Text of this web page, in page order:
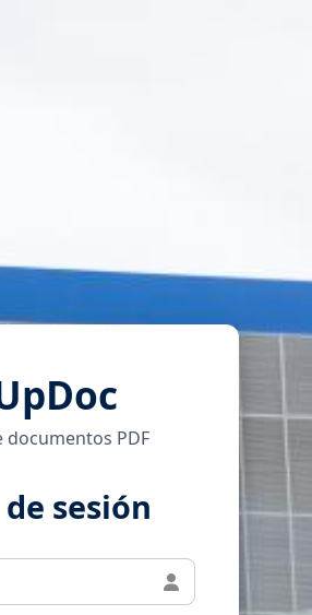
documentos PDF
sesión